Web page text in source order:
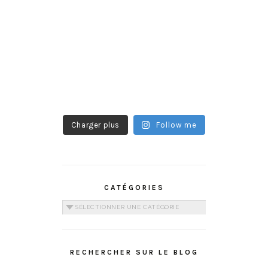
Charger plus Follow me
CATÉGORIES
Catégories
RECHERCHER SUR LE BLOG